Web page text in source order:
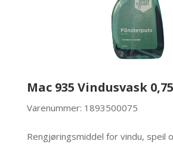
Mac 935 Vindusvask
Varenummer: 1893500075
Rengjøringsmiddel for vindu, speil